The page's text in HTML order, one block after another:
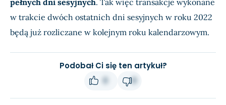
pełnych dni sesyjnych. Tak więc transakcje wykonane
w trakcie dwóch ostatnich dni sesyjnych w roku 2022
będą już rozliczane w kolejnym roku kalendarzowym.
Podobał Ci się ten artykuł?